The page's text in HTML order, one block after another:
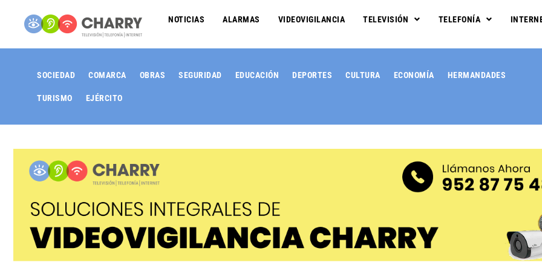
NOTICIAS ALARMAS VIDEOVIGILANCIA TELEVISIÓN TELEFONÍA
SOCIEDAD COMARCA OBRAS SEGURIDAD EDUCACIÓN DEPORTES CULTURA ECONOMÍA HERMANDADES
TURISMO EJÉRCITO